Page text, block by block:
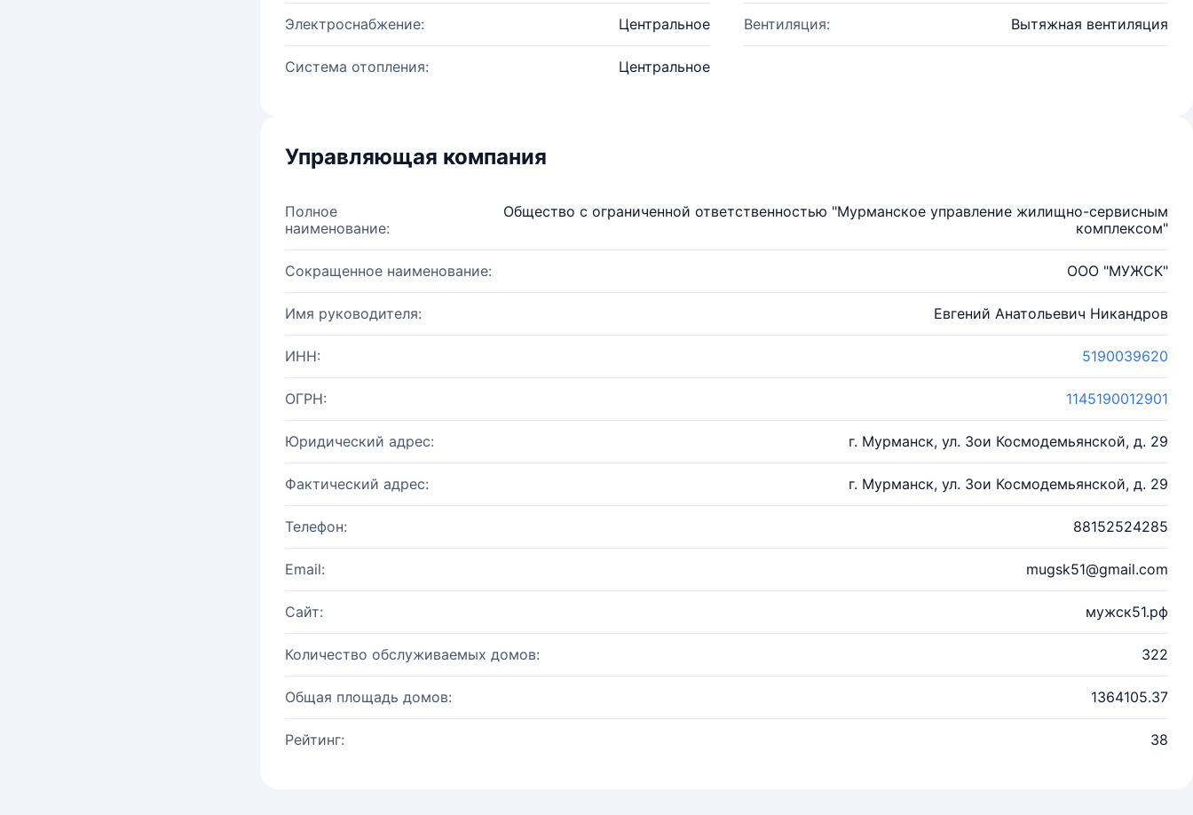
Электроснабжение: Центральное Вентиляция: Вытяжная вентиляция
Система отопления: Центральное
Управляющая компания
Полное
наименование:
Общество с ограниченной ответственностью "Мурманское управление жилищно-сервисным
комплексом"
Сокращенное наименование: ООО "МУЖСК"
Имя руководителя: Евгений Анатольевич Никандров
ИНН: 5190039620
ОГРН: 1145190012901
Юридический адрес: г. Мурманск, ул. Зои Космодемьянской, д. 29
Фактический адрес: г. Мурманск, ул. Зои Космодемьянской, д. 29
Телефон: 88152524285
Email: mugsk51@gmail.com
Сайт: мужск51.рф
Количество обслуживаемых домов: 322
Общая площадь домов: 1364105.37
Рейтинг: 38